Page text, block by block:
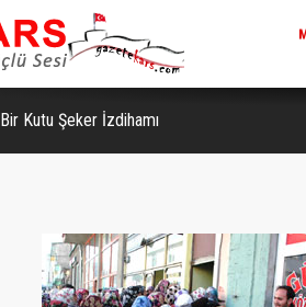
Bir Kutu Şeker İzdihamı‎